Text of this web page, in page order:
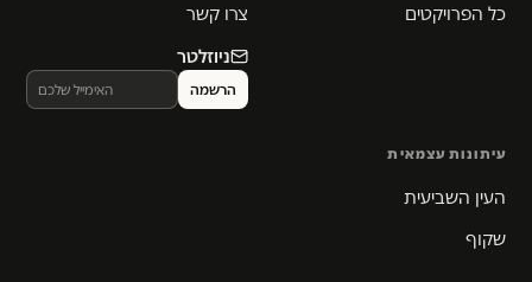
כל הפרויקטים
צרו קשר
ניוזלטר
עיתונות עצמאית
העין השביעית
שקוף